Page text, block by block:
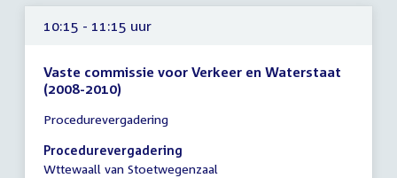
uur
10:15 - 11:15 uur
Vaste commissie voor Verkeer en Waterstaat
(2008-2010)
vergadering
10:15
-
Procedurevergadering
Procedurevergadering
Wttewaall van Stoetwegenzaal